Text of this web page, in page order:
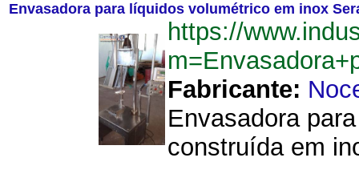
Envasadora para líquidos volumétrico em inox
https://
Fabricante:
Envasadora
construída em